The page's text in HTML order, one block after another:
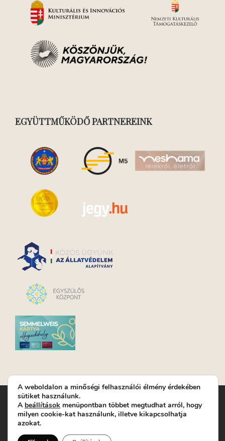
EGYÜTTMŰKÖDŐ PARTNEREINK
Turay Ida Színház Közhasznú Nonprofit Kft. | Működési
helyszín: Turay Ida Színház 1089 Budapest, Kálvária tér 6. |
Levelezési cím: 1089 Budapest, Kálvária tér 14. | Titkárság:
A weboldalon a minőségi felhasználói élmény érdekében
sütiket használunk.
A beállítások menüpontban többet megtudhat arról, hogy
milyen cookie-kat használunk, illetve kikapcsolhatja
azokat.